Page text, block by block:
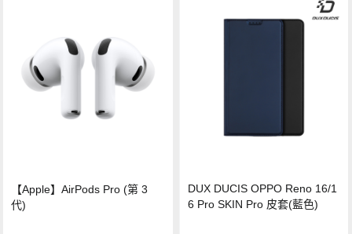
【Apple】AirPods Pro (第 3
代)
DUX DUCIS OPPO Reno 16/1
6 Pro SKIN Pro 皮套(藍色)